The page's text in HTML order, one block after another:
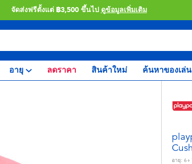
จัดส่งฟรีตั้งแต่ ฿3,500 ขึ้นไป ดูข้อมูลเพิ่มเติม
อายุ ลดราคา สินค้าใหม่ ค้นหาของเล่น
อายุ: 6+